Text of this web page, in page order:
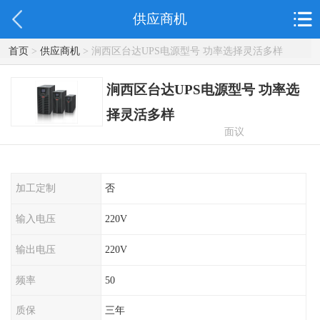
供应商机
首页> 供应商机> 涧西区台达UPS电源型号 功率选择灵活多样
涧西区台达UPS电源型号 功率选
择灵活多样
面议
加工定制 否
输入电压 220V
输出电压 220V
频率 50
质保 三年